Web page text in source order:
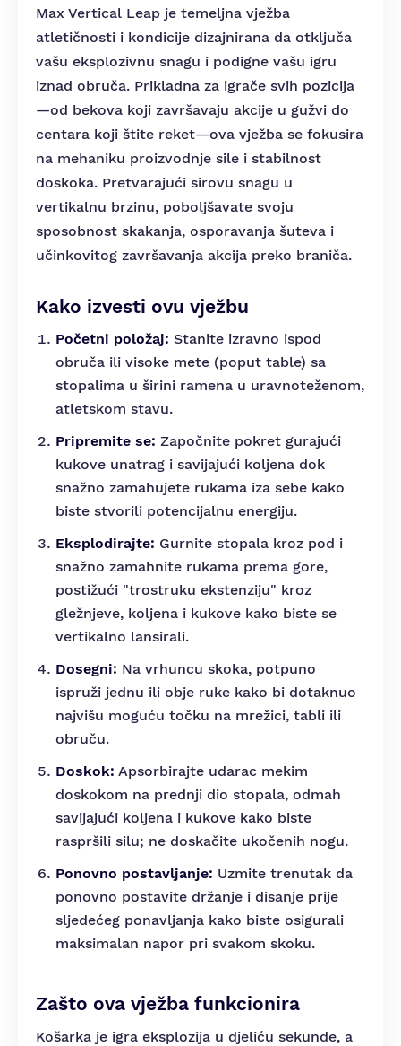
Max Vertical Leap je temeljna vježba
atletičnosti i kondicije dizajnirana da otključa
vašu eksplozivnu snagu i podigne vašu igru
iznad obruča. Prikladna za igrače svih pozicija
—od bekova koji završavaju akcije u gužvi do
centara koji štite reket—ova vježba se fokusira
na mehaniku proizvodnje sile i stabilnost
doskoka. Pretvarajući sirovu snagu u
vertikalnu brzinu, poboljšavate svoju
sposobnost skakanja, osporavanja šuteva i
učinkovitog završavanja akcija preko braniča.
Kako izvesti ovu vježbu
Početni položaj: Stanite izravno ispod
obruča ili visoke mete (poput table) sa
stopalima u širini ramena u uravnoteženom,
atletskom stavu.
Pripremite se: Započnite pokret gurajući
kukove unatrag i savijajući koljena dok
snažno zamahujete rukama iza sebe kako
biste stvorili potencijalnu energiju.
Eksplodirajte: Gurnite stopala kroz pod i
snažno zamahnite rukama prema gore,
postižući "trostruku ekstenziju" kroz
gležnjeve, koljena i kukove kako biste se
vertikalno lansirali.
Dosegni: Na vrhuncu skoka, potpuno
ispruži jednu ili obje ruke kako bi dotaknuo
najvišu moguću točku na mrežici, tabli ili
obruču.
Doskok: Apsorbirajte udarac mekim
doskokom na prednji dio stopala, odmah
savijajući koljena i kukove kako biste
raspršili silu; ne doskačite ukočenih nogu.
Ponovno postavljanje: Uzmite trenutak da
ponovno postavite držanje i disanje prije
sljedećeg ponavljanja kako biste osigurali
maksimalan napor pri svakom skoku.
Zašto ova vježba funkcionira
Košarka je igra eksplozija u djeliću sekunde, a